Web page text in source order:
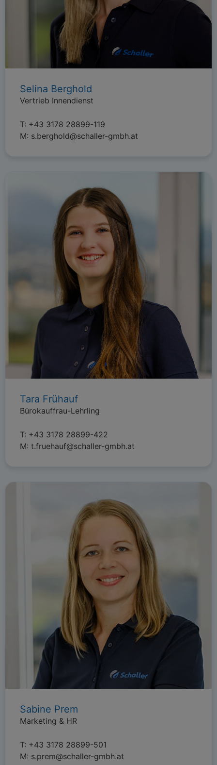
Selina Berghold
Vertrieb Innendienst
T: +43 3178 28899-119
M: s.berghold@schaller-gmbh.at
Tara Frühauf
Bürokauffrau-Lehrling
T: +43 3178 28899-422
M: t.fruehauf@schaller-gmbh.at
Sabine Prem
Marketing & HR
T: +43 3178 28899-501
M: s.prem@schaller-gmbh.at